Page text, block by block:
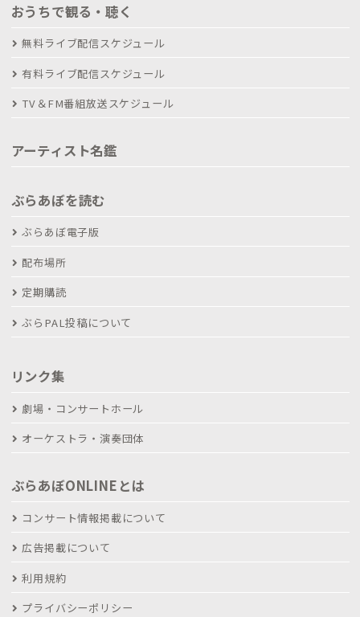
おうちで観る・聴く
無料ライブ配信スケジュール
有料ライブ配信スケジュール
TV＆FM番組放送スケジュール
アーティスト名鑑
ぶらあぼを読む
ぶらあぼ電子版
配布場所
定期購読
ぶらPAL投稿について
リンク集
劇場・コンサートホール
オーケストラ・演奏団体
ぶらあぼONLINEとは
コンサート情報掲載について
広告掲載について
利用規約
プライバシーポリシー